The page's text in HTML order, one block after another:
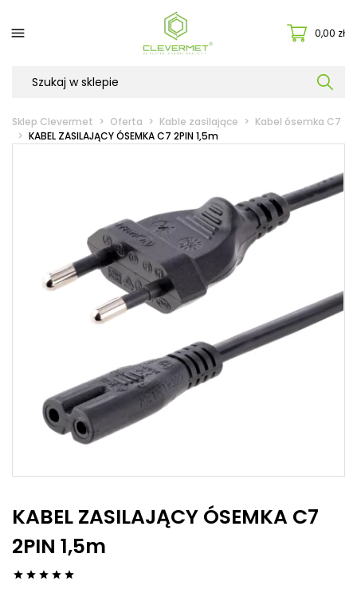
 0,00 zł
Sklep Clevermet Oferta Kable zasilające
Kabel ósemka C7
KABEL ZASILAJĄCY ÓSEMKA C7 2PIN 1,5m
KABEL ZASILAJĄCY ÓSEMKA C7
2PIN 1,5m
    